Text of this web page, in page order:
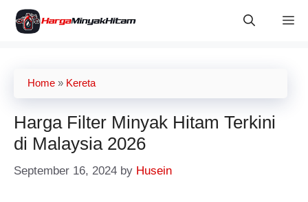
Skip
Home » Kereta
Harga Filter Minyak Hitam Terkini
di Malaysia 2026
September 16, 2024 by Husein